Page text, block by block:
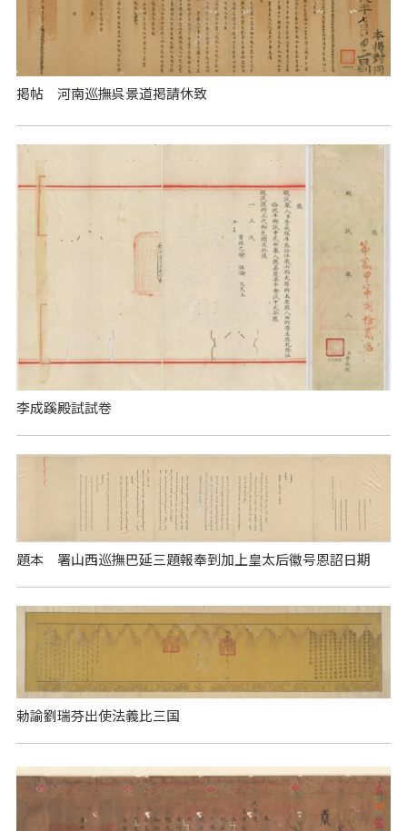
掲帖 河南巡撫呉景道掲請休致
李成蹊殿試試卷
題本 署山西巡撫巴延三題報奉到加上皇太后徽号恩詔日期
勅諭劉瑞芬出使法義比三国